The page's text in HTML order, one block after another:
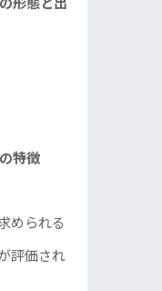
特徴
められる
評価され